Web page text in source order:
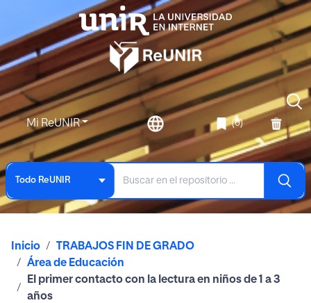
Mi ReUNIR (0)
Todo ReUNIR
Inicio
TRABAJOS FIN DE GRADO
Área de Educación
El primer contacto con la lectura en niños de 1 a 3
años